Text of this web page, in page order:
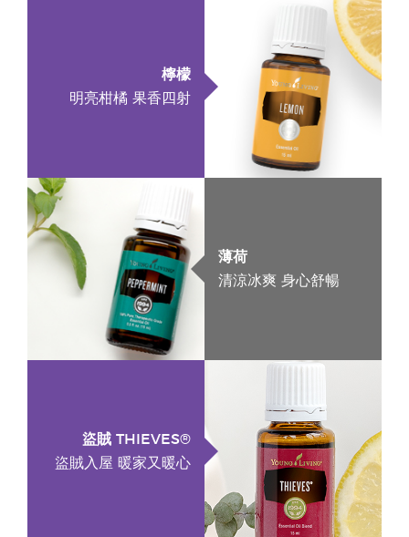
檸檬
明亮柑橘 果香四射
薄荷
清涼冰爽 身心舒暢
盜賊 THIEVES®
盜賊入屋 暖家又暖心